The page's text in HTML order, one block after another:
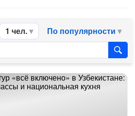
1 чел. По популярности